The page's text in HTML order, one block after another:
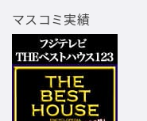
マスコミ実績